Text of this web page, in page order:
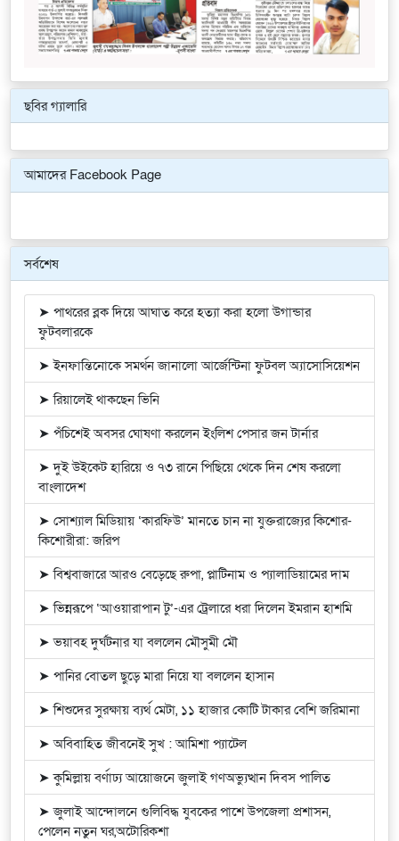
ছবির গ্যালারি
আমাদের Facebook Page
সর্বশেষ
➤ পাথরের ব্লক দিয়ে আঘাত করে হত্যা করা হলো উগান্ডার
ফুটবলারকে
➤ ইনফান্তিনোকে সমর্থন জানালো আর্জেন্টিনা ফুটবল অ্যাসোসিয়েশন
➤ রিয়ালেই থাকছেন ভিনি
➤ পঁচিশেই অবসর ঘোষণা করলেন ইংলিশ পেসার জন টার্নার
➤ দুই উইকেট হারিয়ে ও ৭৩ রানে পিছিয়ে থেকে দিন শেষ করলো
বাংলাদেশ
➤ সোশ্যাল মিডিয়ায় ‘কারফিউ’ মানতে চান না যুক্তরাজ্যের কিশোর-
কিশোরীরা: জরিপ
➤ বিশ্ববাজারে আরও বেড়েছে রুপা, প্লাটিনাম ও প্যালাডিয়ামের দাম
➤ ভিন্নরূপে ‘আওয়ারাপান টু’-এর ট্রেলারে ধরা দিলেন ইমরান হাশমি
➤ ভয়াবহ দুর্ঘটনার যা বললেন মৌসুমী মৌ
➤ পানির বোতল ছুড়ে মারা নিয়ে যা বললেন হাসান
➤ শিশুদের সুরক্ষায় ব্যর্থ মেটা, ১১ হাজার কোটি টাকার বেশি জরিমানা
➤ অবিবাহিত জীবনেই সুখ : আমিশা প্যাটেল
➤ কুমিল্লায় বর্ণাঢ্য আয়োজনে জুলাই গণঅভ্যুত্থান দিবস পালিত
➤ জুলাই আন্দোলনে গুলিবিদ্ধ যুবকের পাশে উপজেলা প্রশাসন,
পেলেন নতুন ঘর,অটোরিকশা